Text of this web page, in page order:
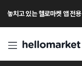
놓치고 있는 헬로마켓 앱 전